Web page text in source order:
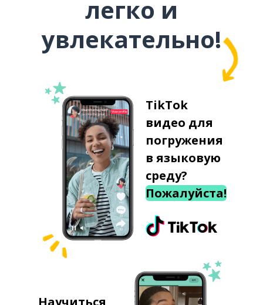
легко и
увлекательно!
TikTok
видео для
погружения
в языковую
среду?
Пожалуйста!
Научиться